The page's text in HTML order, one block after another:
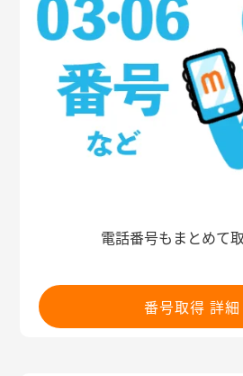
電話番号もまとめて
番号取得 詳細